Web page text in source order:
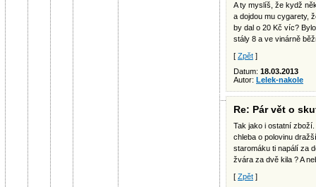
A ty myslíš, že kydž
a dojdou mu cygarety,
by dal o 20 Kč víc?
stály 8 a ve vinárně
[ Zpět ]
Datum: 18.03.2013
Autor: Lelek-nakole
Re: Pár vět o
Tak jako i ostatní
chleba o polovinu
staromáku ti napálí za
žvára za dvě kila ? A
[ Zpět ]